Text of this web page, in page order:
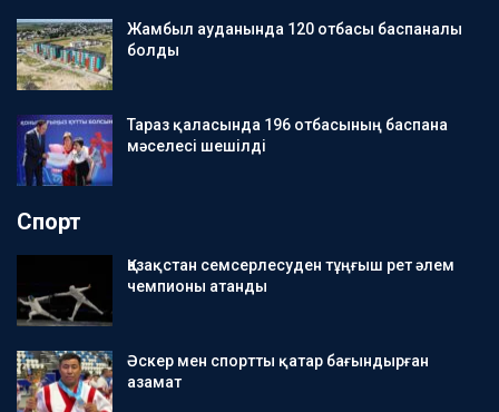
Жамбыл ауданында 120 отбасы баспаналы
болды
Тараз қаласында 196 отбасының баспана
мәселесі шешілді
Спорт
Қазақстан семсерлесуден тұңғыш рет әлем
чемпионы атанды
Әскер мен спортты қатар бағындырған
азамат